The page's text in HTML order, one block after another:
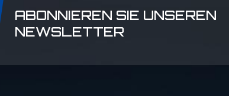
für Erdöl- und
ABONNIEREN SIE UNSEREN
NEWSLETTER